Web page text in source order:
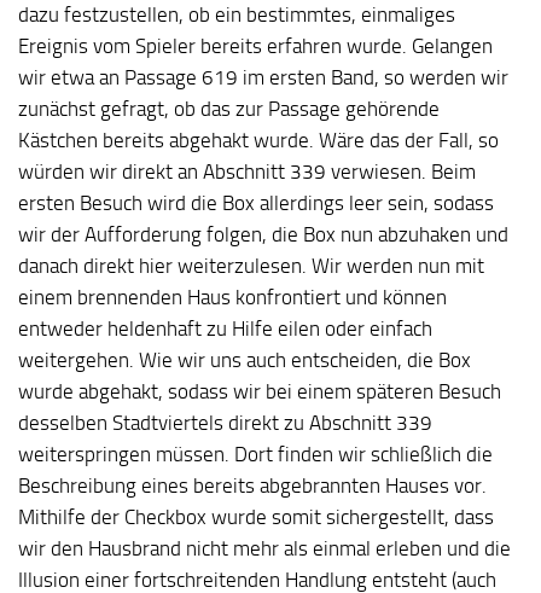
dazu festzustellen, ob ein bestimmtes, einmaliges
Ereignis vom Spieler bereits erfahren wurde. Gelangen
wir etwa an Passage 619 im ersten Band, so werden wir
zunächst gefragt, ob das zur Passage gehörende
Kästchen bereits abgehakt wurde. Wäre das der Fall, so
würden wir direkt an Abschnitt 339 verwiesen. Beim
ersten Besuch wird die Box allerdings leer sein, sodass
wir der Aufforderung folgen, die Box nun abzuhaken und
danach direkt hier weiterzulesen. Wir werden nun mit
einem brennenden Haus konfrontiert und können
entweder heldenhaft zu Hilfe eilen oder einfach
weitergehen. Wie wir uns auch entscheiden, die Box
wurde abgehakt, sodass wir bei einem späteren Besuch
desselben Stadtviertels direkt zu Abschnitt 339
weiterspringen müssen. Dort finden wir schließlich die
Beschreibung eines bereits abgebrannten Hauses vor.
Mithilfe der Checkbox wurde somit sichergestellt, dass
wir den Hausbrand nicht mehr als einmal erleben und die
Illusion einer fortschreitenden Handlung entsteht (auch